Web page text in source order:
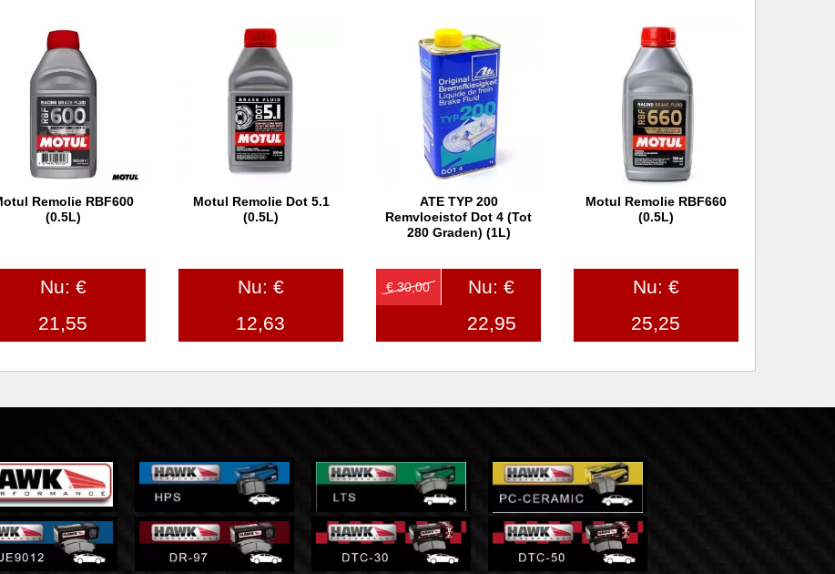
In winkelwagen
Remolie RBF600
(0.5L)
Nu: €
21,55
In winkelwagen
Motul Remolie Dot 5.1
(0.5L)
Nu: €
12,63
In winkelwagen
ATE TYP 200
Remvloeistof Dot 4 (tot
280 Graden) (1L)
€ 30,00
Nu: €
22,95
In winkelwagen
Motul Remolie RBF660
(0.5L)
Nu: €
25,25